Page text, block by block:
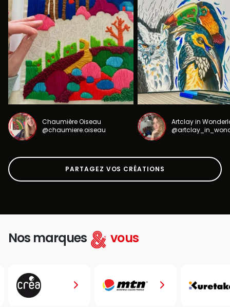
Chaumière Oiseau
@chaumiere.oiseau
Artclay in
PARTAGEZ VOS CRÉATIONS
Nos marques vous